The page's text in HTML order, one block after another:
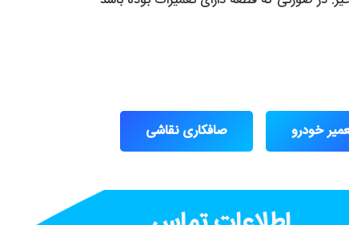
خودرو صافکاری نقاشی